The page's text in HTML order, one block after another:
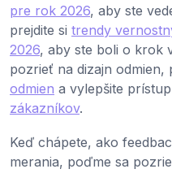
pre rok 2026, aby ste
prejdite si trendy
2026, aby ste boli o krok
pozrieť na dizajn odmien,
odmien a vylepšite
zákazníkov.
Keď chápete, ako
merania, poďme sa